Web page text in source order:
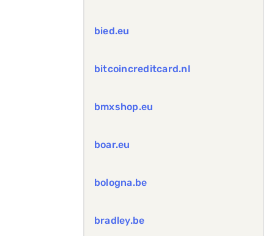
bied.eu
bitcoincreditcard.nl
bmxshop.eu
boar.eu
bologna.be
bradley.be